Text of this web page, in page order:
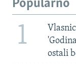
Popularno
1
ostali